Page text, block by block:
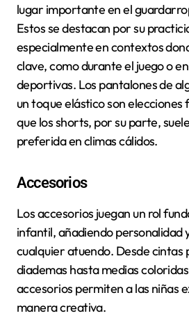
lugar importante en el
Estos se destacan por su
especialmente en contextos
clave, como durante el juego o
deportivas. Los pantalones de
un toque elástico son
que los shorts, por su parte,
preferida en climas cálidos.
Accesorios
Los accesorios juegan un rol
infantil, añadiendo personalidad
cualquier atuendo. Desde cintas
diademas hasta medias
accesorios permiten a las niñas
manera creativa.